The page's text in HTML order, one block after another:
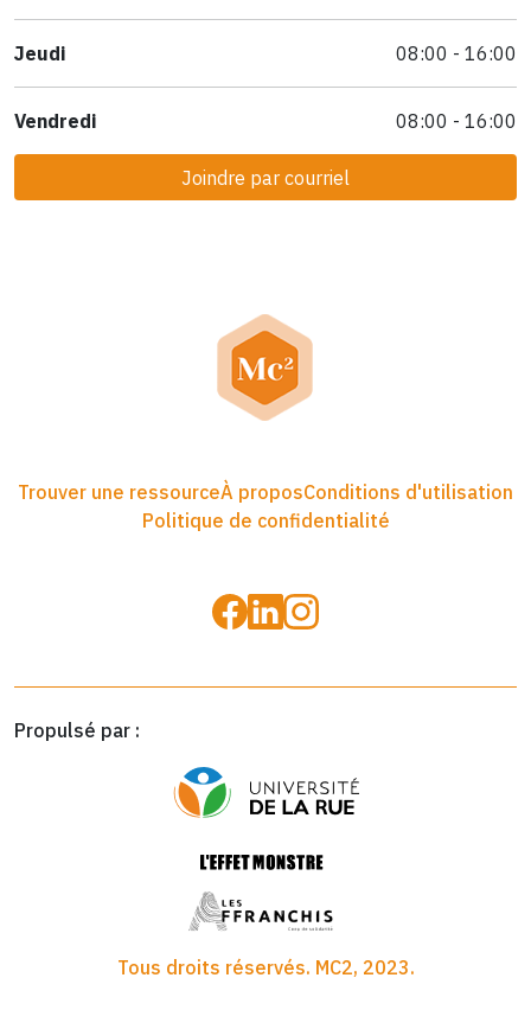
Jeudi 08:00 - 16:00
Vendredi 08:00 - 16:00
Joindre par courriel
Trouver une ressourceÀ proposConditions d'utilisation
Politique de confidentialité
Propulsé par :
Tous droits réservés. MC2, 2023.